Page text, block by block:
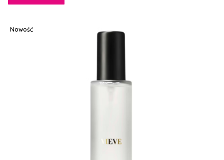
Nowość